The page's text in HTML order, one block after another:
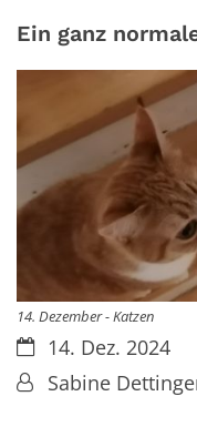
Ein ganz
14. Dezember - Katzen
Datum:14. Dez. 2024
Von:Sabine